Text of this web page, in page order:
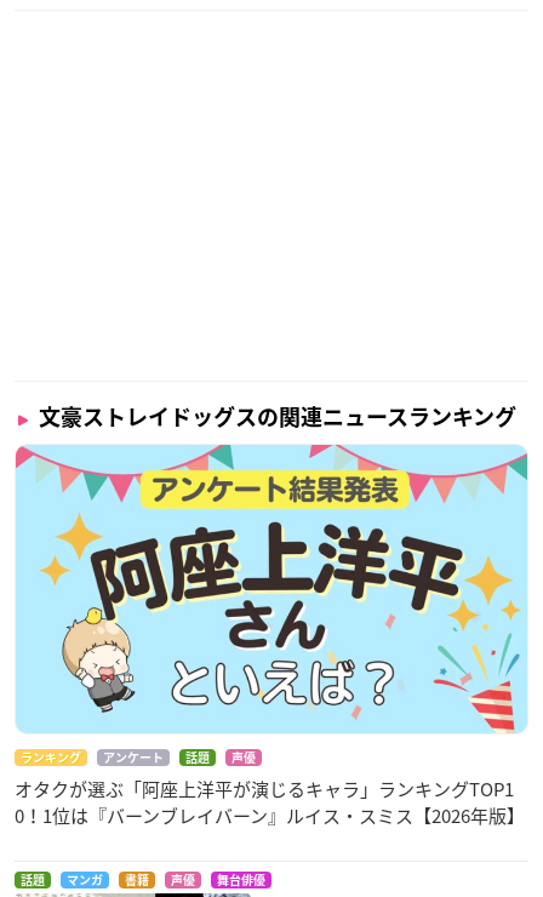
文豪ストレイドッグスの関連ニュースランキング
ランキング アンケート 話題 声優
オタクが選ぶ「阿座上洋平が演じるキャラ」ランキングTOP1
0！1位は『バーンブレイバーン』ルイス・スミス【2026年版】
話題 マンガ 書籍 声優 舞台俳優